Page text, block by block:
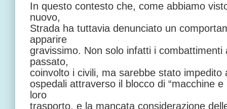
In questo contesto che, come abbiamo
nuovo,
Strada ha tuttavia denunciato un
apparire
gravissimo. Non solo infatti i combattimenti
passato,
coinvolto i civili, ma sarebbe stato impedito
ospedali attraverso il blocco di “macchine
loro
trasporto, e la mancata considerazione